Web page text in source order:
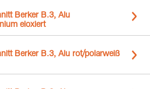
Berker B.3, Alu
eloxiert
Berker B.3, Alu rot/polarweiß